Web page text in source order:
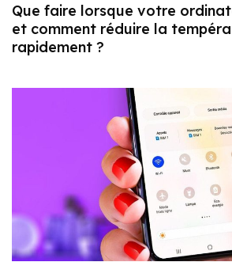
Que faire lorsque votre
et comment réduire la
rapidement ?